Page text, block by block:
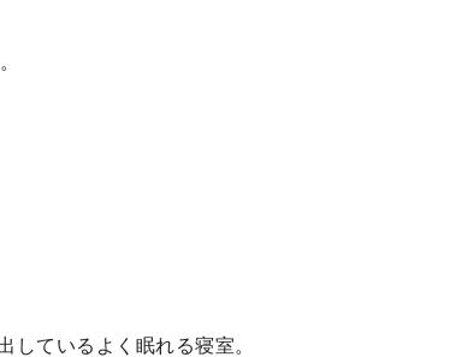
しているよく眠れる寝室。